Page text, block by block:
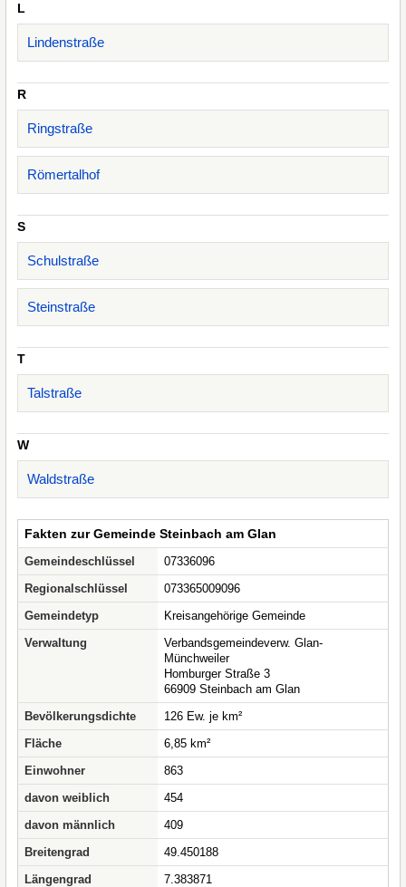
L
Lindenstraße
R
Ringstraße
Römertalhof
S
Schulstraße
Steinstraße
T
Talstraße
W
Waldstraße
Fakten zur Gemeinde Steinbach am Glan
Gemeindeschlüssel
07336096
Regionalschlüssel
073365009096
Gemeindetyp
Kreisangehörige Gemeinde
Verwaltung
Verbandsgemeindeverw. Glan-
Münchweiler
Homburger Straße 3
66909 Steinbach am Glan
Bevölkerungsdichte
126 Ew. je km²
Fläche
6,85 km²
Einwohner
863
davon weiblich
454
davon männlich
409
Breitengrad
49.450188
Längengrad
7.383871